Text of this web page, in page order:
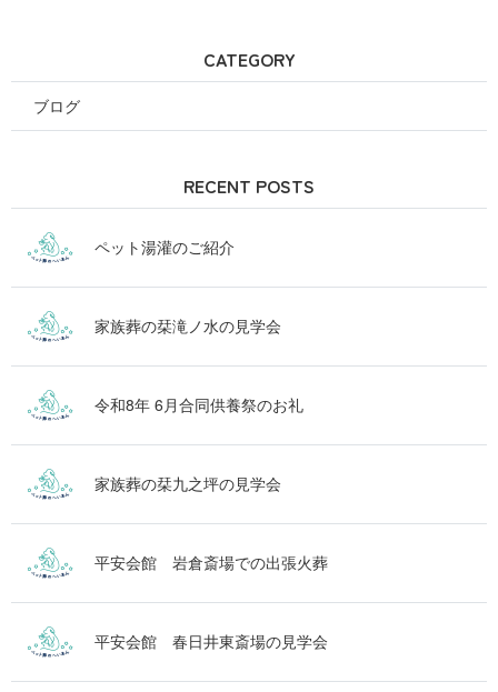
CATEGORY
ブログ
RECENT POSTS
ペット湯灌のご紹介
家族葬の栞滝ノ水の見学会
令和8年 6月合同供養祭のお礼
家族葬の栞九之坪の見学会
平安会館 岩倉斎場での出張火葬
平安会館 春日井東斎場の見学会